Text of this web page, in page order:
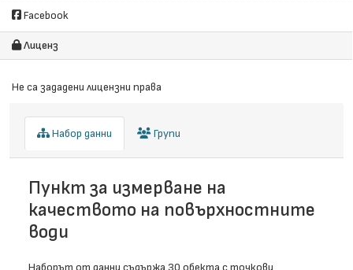
Facebook
Лиценз
Не са зададени лицензни права
Набор данни Групи
Пункт за измерване на
качеството на повърхностните
води
Наборът от данни съдържа 30 обекта с точкови